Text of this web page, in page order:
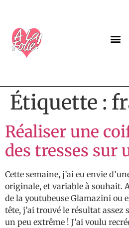
Étiquette :
Réaliser une
des tresses sur
Cette semaine, j’ai eu envie
originale, et variable à souhait.
de la youtubeuse Glamazini ou
tête, j’ai trouvé le résultat assez
un peu extrême ! J’ai voulu